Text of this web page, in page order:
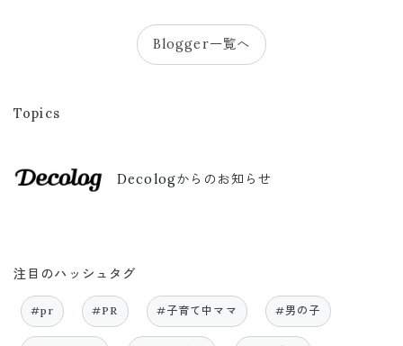
Blogger一覧へ
Topics
Decologからのお知らせ
注目のハッシュタグ
#pr #PR #子育て中ママ #男の子